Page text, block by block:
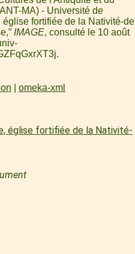
MA) - Université de
église fortifiée de la Nativité-
IMAGE, consulté le 10 août
.
omeka-xml
église fortifiée de la Nativité-